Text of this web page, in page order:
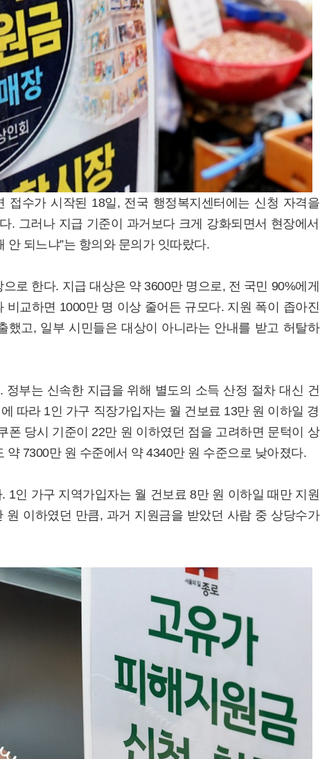
접수가 시작된 18일, 전국 행정복지센터에는 신청 자격을
. 그러나 지급 기준이 과거보다 크게 강화되면서 현장에서
안 되느냐”는 항의와 문의가 잇따랐다.
로 한다. 지급 대상은 약 3600만 명으로, 전 국민 90%에게
비교하면 1000만 명 이상 줄어든 규모다. 지원 폭이 좁아진
했고, 일부 시민들은 대상이 아니라는 안내를 받고 허탈하
정부는 신속한 지급을 위해 별도의 소득 산정 절차 대신 건
따라 1인 가구 직장가입자는 월 건보료 13만 원 이하일 경
폰 당시 기준이 22만 원 이하였던 점을 고려하면 문턱이 상
약 7300만 원 수준에서 약 4340만 원 수준으로 낮아졌다.
1인 가구 지역가입자는 월 건보료 8만 원 이하일 때만 지원
원 이하였던 만큼, 과거 지원금을 받았던 사람 중 상당수가